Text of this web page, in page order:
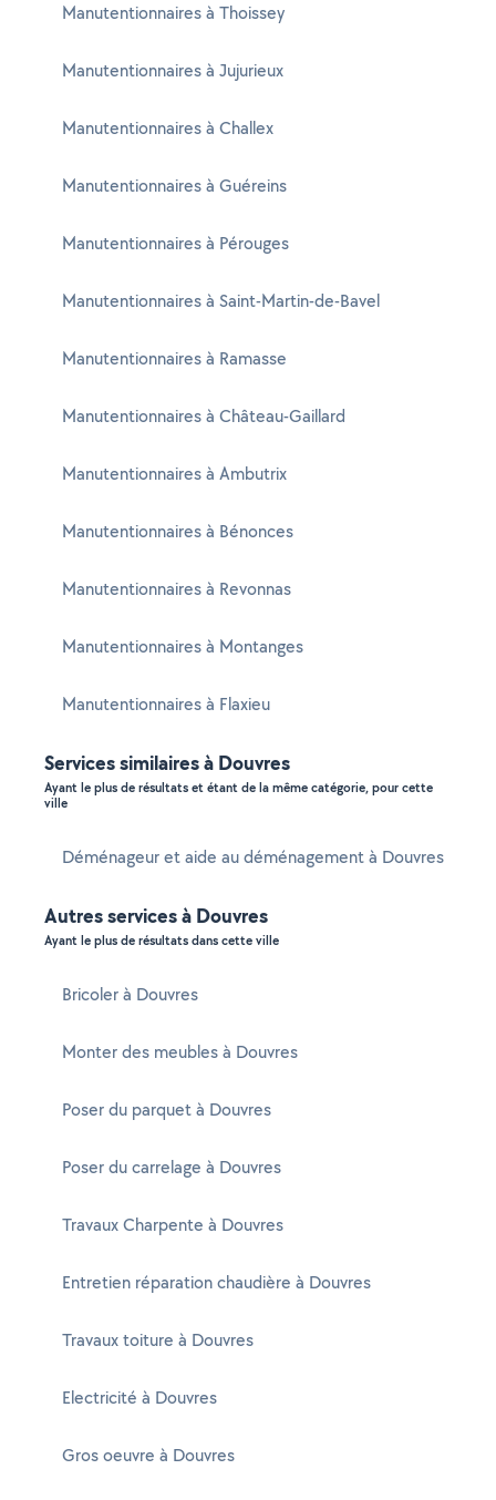
Manutentionnaires à Thoissey
Manutentionnaires à Jujurieux
Manutentionnaires à Challex
Manutentionnaires à Guéreins
Manutentionnaires à Pérouges
Manutentionnaires à Saint-Martin-de-Bavel
Manutentionnaires à Ramasse
Manutentionnaires à Château-Gaillard
Manutentionnaires à Ambutrix
Manutentionnaires à Bénonces
Manutentionnaires à Revonnas
Manutentionnaires à Montanges
Manutentionnaires à Flaxieu
Services similaires à Douvres
Ayant le plus de résultats et étant de la même catégorie, pour cette
ville
Déménageur et aide au déménagement à Douvres
Autres services à Douvres
Ayant le plus de résultats dans cette ville
Bricoler à Douvres
Monter des meubles à Douvres
Poser du parquet à Douvres
Poser du carrelage à Douvres
Travaux Charpente à Douvres
Entretien réparation chaudière à Douvres
Travaux toiture à Douvres
Electricité à Douvres
Gros oeuvre à Douvres